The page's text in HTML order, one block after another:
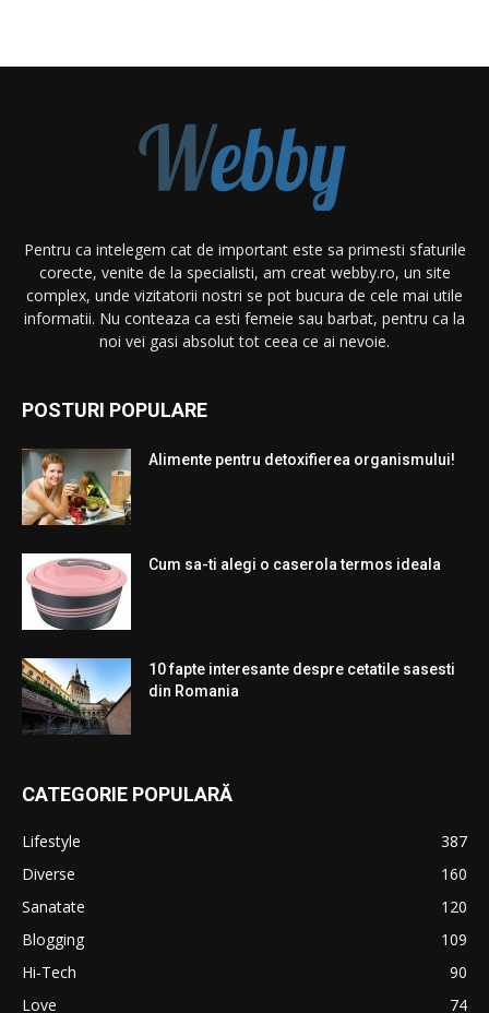
Pentru ca intelegem cat de important este sa primesti sfaturile
corecte, venite de la specialisti, am creat webby.ro, un site
complex, unde vizitatorii nostri se pot bucura de cele mai utile
informatii. Nu conteaza ca esti femeie sau barbat, pentru ca la
noi vei gasi absolut tot ceea ce ai nevoie.
POSTURI POPULARE
Alimente pentru detoxifierea organismului!
Cum sa-ti alegi o caserola termos ideala
10 fapte interesante despre cetatile sasesti
din Romania
CATEGORIE POPULARĂ
Lifestyle
387
Diverse
160
Sanatate
120
Blogging
109
Hi-Tech
90
Love
74